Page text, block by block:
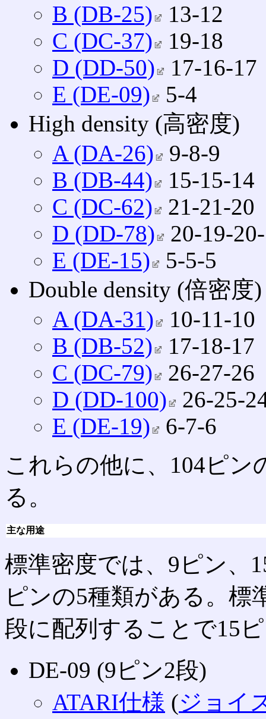
B (DB-25)
13‐12
C (DC-37)
19‐18
D (DD-50)
17‐16‐17
E (DE-09)
5‐4
High density (高密度)
A (DA-26)
9‐8‐9
B (DB-44)
15‐15‐14
C (DC-62)
21‐21‐20
D (DD-78)
E (DE-15)
5‐5‐5
Double density (倍密度)
A (DA-31)
10‐11‐10
B (DB-52)
17‐18‐17
C (DC-79)
26‐27‐26
D (DD-100)
E (DE-19)
6‐7‐6
これらの他に、104ピ
る。
主な用途
標準密度では、9ピン、
ピンの5種類がある。標
段に配列することで15
DE-09 (9ピン2段)
ATARI仕様 (ジョイ